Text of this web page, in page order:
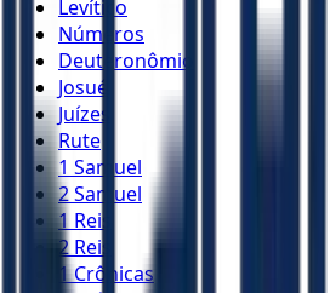
Levítico
Números
Deuteronômio
Josué
Juízes
Rute
1 Samuel
2 Samuel
1 Reis
2 Reis
1 Crônicas